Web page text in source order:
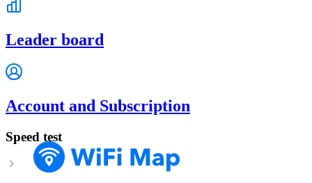
Leader board
Account and Subscription
Speed test